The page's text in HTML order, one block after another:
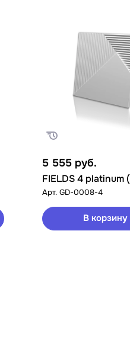
5 555 руб.
FIELDS 4 platinum
Арт. GD-0008-4
В корзину